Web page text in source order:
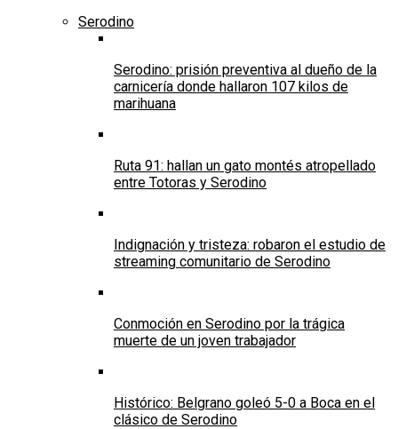
Serodino
Serodino: prisión preventiva al dueño de la
carnicería donde hallaron 107 kilos de
marihuana
Ruta 91: hallan un gato montés atropellado
entre Totoras y Serodino
Indignación y tristeza: robaron el estudio de
streaming comunitario de Serodino
Conmoción en Serodino por la trágica
muerte de un joven trabajador
Histórico: Belgrano goleó 5-0 a Boca en el
clásico de Serodino